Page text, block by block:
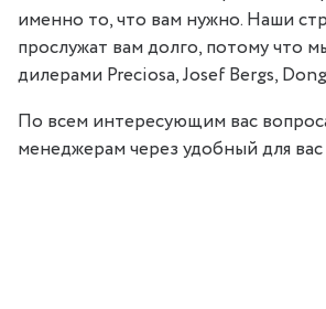
именно то, что вам нужно. Наши
прослужат вам долго, потому что
дилерами Preciosa, Josef Bergs,
По всем интересующим вас
менеджерам через удобный для